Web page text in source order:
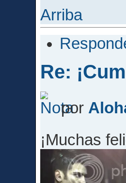
Arriba
Re:
por
¡Muchas